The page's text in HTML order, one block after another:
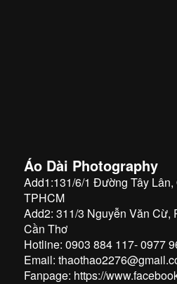
Áo Dài Photography
Add1:131/6/1 Đường Tây Lân,
TPHCM
Add2: 311/3 Nguyễn Văn Cừ,
Cần Thơ
Hotline: 0903 884 117- 0977
Email:
Fanpage: https://